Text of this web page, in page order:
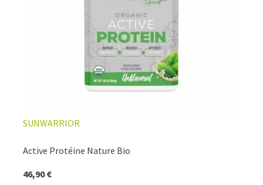
SUNWARRIOR
Active Protéine Nature Bio
46,90 €